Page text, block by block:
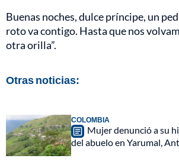
Buenas noches, dulce príncipe, un
roto va contigo. Hasta que nos
otra orilla”.
Otras noticias:
COLOMBIA
Mujer denunció a su
del abuelo en Yarumal,